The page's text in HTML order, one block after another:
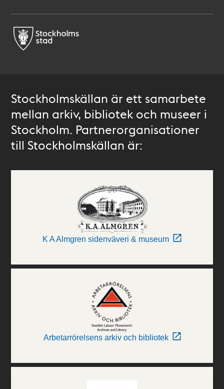
Stockholmskällan är ett samarbete
mellan arkiv, bibliotek och museer i
Stockholm. Partnerorganisationer
till Stockholmskällan är:
K A Almgren sidenväveri & museum
Arbetarrörelsens arkiv och bibliotek